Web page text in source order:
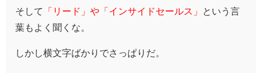
そして 「リード」や「インサイドセールス」
という言
葉もよく聞くな。
しかし横文字ばかりでさっぱりだ。